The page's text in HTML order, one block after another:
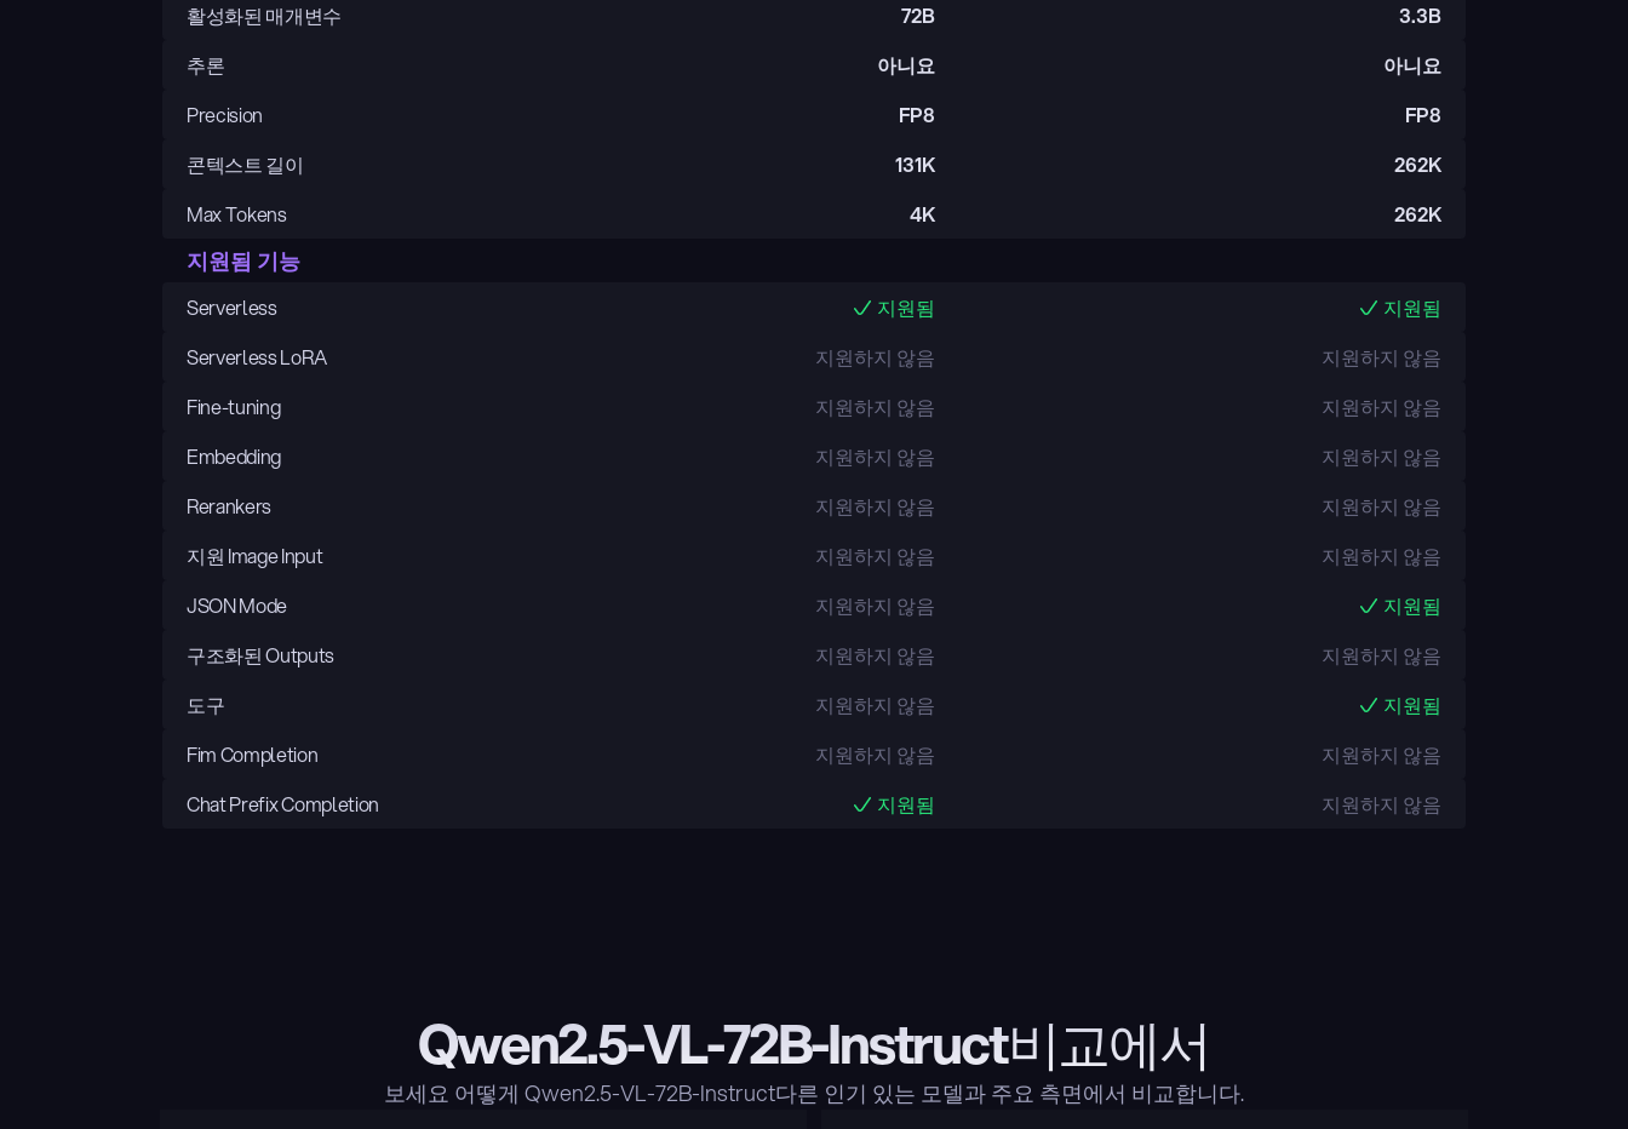
활성화된 매개변수
72B
3.3B
추론
아니요
아니요
Precision
FP8
FP8
콘텍스트 길이
131K
262K
Max Tokens
4K 262K
지원됨 기능
Serverless 지원됨
지원됨
Serverless LoRA
지원하지 않음
지원하지 않음
Fine-tuning
지원하지 않음
지원하지 않음
Embedding
지원하지 않음
지원하지 않음
Rerankers
지원하지 않음
지원하지 않음
지원 Image Input
지원하지 않음
지원하지 않음
JSON Mode
지원하지 않음
지원됨
구조화된 Outputs
지원하지 않음
지원하지 않음
도구
지원하지 않음
지원됨
Fim Completion
지원하지 않음
지원하지 않음
Chat Prefix Completion
지원됨 지원하지 않음
Qwen2.5-VL-72B-Instruct비교에서
보세요 어떻게 Qwen2.5-VL-72B-Instruct다른 인기 있는 모델과 주요 측면에서 비교합니다.